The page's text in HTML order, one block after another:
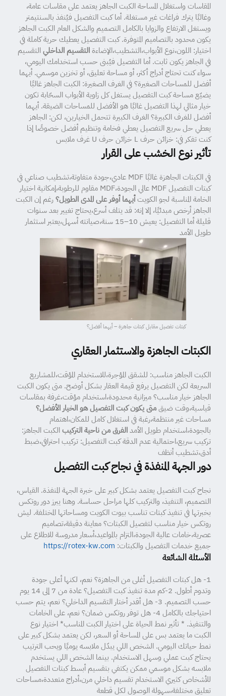
المقاسات واستغلال المساحة الكبت الجاهز يعتمد على مقاسات عامة،
وغالبًا يترك فراغات غير مستغلة. أما كبت التفصيل فيُنفذ بالسنتيمتر
ويستغل الارتفاع والزوايا بالكامل التصميم والشكل العام الكبت الجاهز
يكون محدود بالتصاميم المتوفرة. كبت التفصيل يعطيك حرية كاملة في
اختيار: اللون،نوع الأبواب،التشطيب،الإضاءةالتقسيم الداخليالتقسيم
في الجاهز يكون ثابت. أما التفصيل فيُبنى حسب استخدامك اليومي،
سواء كنت تحتاج أدراج أكثر، أو مساحة تعليق، أو تخزين موسمي. أيهما
أفضل للمساحات الصغيرة؟ في الغرف الصغيرة: الكبت الجاهز غالبًا
يضيّع مساحة كبت التفصيل يستغل كل زاوية الأبواب السحّابة تكون
خيار مثالي لهذا التفصيل غالبًا هو الأفضل للمساحات الضيقة. أيهما
أفضل للغرف الكبيرة؟ الغرف الكبيرة تتحمل الخيارين، لكن: الجاهز
يعطي حل سريع التفصيل يعطي فخامة وتنظيم أفضل خصوصًا إذا
كنت تفكر في: خزائن حرف L خزائن حرف U غرف ملابس
تأثير نوع الخشب على القرار
في الكبتات الجاهزة غالبًا MDF عادي،جودة متفاوتة،تشطيب صناعي في
كبتات التفصيل MDF عالي الجودة،MDF مقاوم للرطوبة،إمكانية اختيار
الخامة المناسبة لجو الكويتأيهما أوفر على المدى الطويل؟رغم إن الكبت
الجاهز أرخص مبدئيًا، إلا إنه: قد يتلف أسرع،يحتاج تغيير بعد سنوات
قليلة أما التفصيل: يعيش 10–15 سنة،صيانته أسهل،يعتبر استثمار
طويل الأمد
كبتات تفصيل مقابل كبتات جاهزة – أيهما أفضل؟
الكبتات الجاهزة والاستثمار العقاري
الكبت الجاهز مناسب: للشقق المؤجرة،للاستخدام المؤقت،للمشاريع
السريعة لكن التفصيل يرفع قيمة العقار بشكل أوضح. متى يكون الكبت
الجاهز خيار مناسب؟ ميزانية محدودة،استخدام مؤقت،غرفة بمقاسات
قياسية،وقت ضيقمتى يكون كبت التفصيل هو الخيار الأفضل؟
مساحات غير منتظمة،رغبة في استغلال كامل للمكان،اهتمام
بالجودة،استخدام طويل الأمدالفرق من ناحية التركيبالكبت الجاهز:
تركيب سريع،احتمالية عدم الدقة كبت التفصيل: تركيب احترافي،ضبط
أدق،تشطيب أنظف
دور الجهة المنفذة في نجاح كبت التفصيل
نجاح كبت التفصيل يعتمد بشكل كبير على خبرة الجهة المنفذة. القياس،
التصميم، التنفيذ، والتركيب كلها مراحل حساسة. وهنا يبرز دور روتكس
بخبرتها في تنفيذ كبتات تناسب بيوت الكويت ومساحاتها المختلفة. ليش
روتكس خيار مناسب لتفصيل الكبتات؟ معاينة دقيقة،تصاميم
عصرية،خامات عالية الجودة،التزام بالمواعيد،أسعار مدروسة للاطلاع على
جميع خدمات التفصيل والكبتات: https://rotex-kw.com
الأسئلة الشائعة
1- هل كبتات التفصيل أغلى من الجاهزة؟ نعم، لكنها أعلى جودة
وتدوم أطول. 2-كم مدة تنفيذ كبت التفصيل؟ عادة من 7 إلى 14 يوم
حسب التصميم. 3- هل أقدر أختار التقسيم الداخلي؟ نعم، يتم حسب
احتياجك بالكامل 4- هل توفر روتكس ضمان؟ نعم، على الخامات
والتنفيذ. * تأثير نمط الحياة على اختيار الكبت المناسب* اختيار نوع
الكبت ما يعتمد بس على المساحة أو السعر، لكن يعتمد بشكل كبير على
نمط حياتك اليومي. الشخص اللي يبدّل ملابسه يوميًا ويحب الترتيب
يحتاج كبت عملي وسهل الاستخدام. بينما الشخص اللي يستخدم
ملابسه بشكل موسمي ممكن يكتفي بتقسيم أبسط كبتات التفصيل
للأشخاص كثيري الاستخدام تقسيم داخلي مرن،أدراج متعددة،مساحات
تعليق مختلفة،سهولة الوصول لكل قطعة